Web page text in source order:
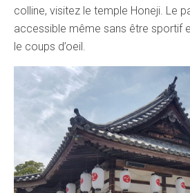
colline, visitez le temple Honeji. Le
accessible même sans être sportif
le coups d’oeil.